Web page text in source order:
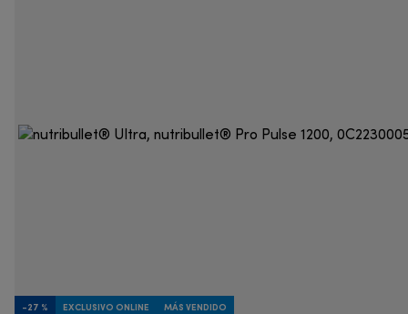
-27 % EXCLUSIVO ONLINE
MÁS VENDIDO